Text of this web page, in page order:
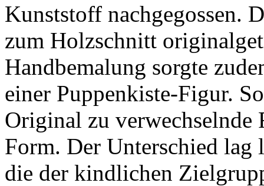
Kunststoff nachgegossen.
zum Holzschnitt
Handbemalung sorgte
einer Puppenkiste-Figur.
Original zu verwechselnde
Form. Der Unterschied
die der kindlichen